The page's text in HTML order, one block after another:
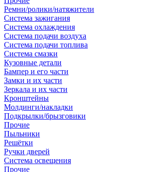
Ремни/ролики/натяжители
Система зажигания
Система охлаждения
Система подачи воздуха
Система подачи топлива
Система смазки
Кузовные детали
Бампер и его части
Замки и их части
Зеркала и их части
Кронштейны
Молдинги/накладки
Подкрылки/брызговики
Прочие
Пыльники
Решётки
Ручки дверей
Система освещения
Прочие